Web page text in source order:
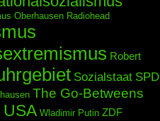
Oberhausen Radiohead
Robert
Sozialstaat SPD
The Go-Betweens
USA Wladimir Putin ZDF